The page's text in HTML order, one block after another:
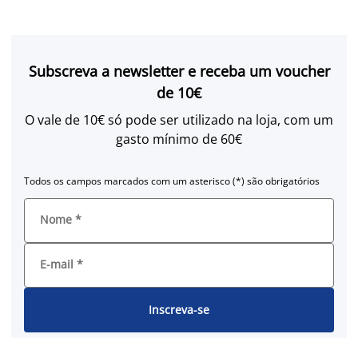
Subscreva a newsletter e receba um voucher
de 10€
O vale de 10€ só pode ser utilizado na loja, com um
gasto mínimo de 60€
Todos os campos marcados com um asterisco (*) são obrigatórios
Nome *
E-mail *
Inscreva-se